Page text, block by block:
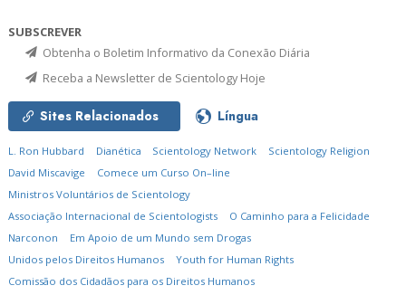
SUBSCREVER
Obtenha o Boletim Informativo da Conexão Diária
Receba a Newsletter de Scientology Hoje
Sites Relacionados Língua
L. Ron Hubbard Dianética Scientology Network
Scientology Religion
David Miscavige
Comece um Curso On–line
Ministros Voluntários de Scientology
Associação Internacional de Scientologists
O Caminho para a Felicidade
Narconon
Em Apoio de um Mundo sem Drogas
Unidos pelos Direitos Humanos
Youth for Human Rights
Comissão dos Cidadãos para os Direitos Humanos